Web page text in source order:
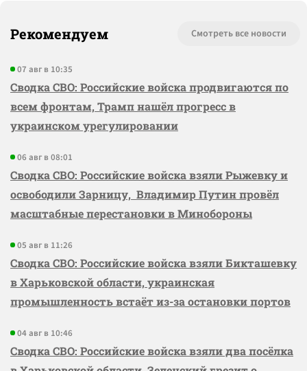
Рекомендуем Смотреть все новости
07 авг в 10:35
Сводка СВО: Российские войска продвигаются по
всем фронтам, Трамп нашёл прогресс в
украинском урегулировании
06 авг в 08:01
Сводка СВО: Российские войска взяли Рыжевку и
освободили Зарницу, Владимир Путин провёл
масштабные перестановки в Минобороны
05 авг в 11:26
Сводка СВО: Российские войска взяли Бикташевку
в Харьковской области, украинская
промышленность встаёт из-за остановки портов
04 авг в 10:46
Сводка СВО: Российские войска взяли два посёлка